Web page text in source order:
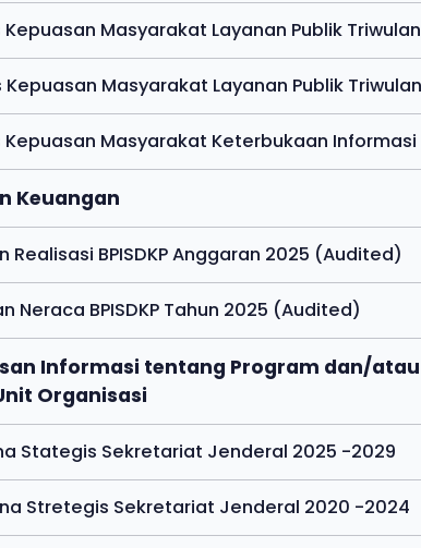
Kepuasan Masyarakat Layanan Publik Triwulan
Kepuasan Masyarakat Layanan Publik
Kepuasan Masyarakat Keterbukaan Informasi
Keuangan
Realisasi BPISDKP Anggaran 2025 (Audited)
Neraca BPISDKP Tahun 2025 (Audited)
Informasi tentang Program dan/
Organisasi
Stategis Sekretariat Jenderal 2025 -2029
Stretegis Sekretariat Jenderal 2020 -2024